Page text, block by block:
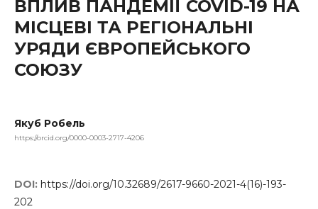
ВПЛИВ ПАНДЕМІЇ COVID-19 НА
МІСЦЕВІ ТА РЕГІОНАЛЬНІ
УРЯДИ ЄВРОПЕЙСЬКОГО
СОЮЗУ
Якуб Робель
https://orcid.org/0000-0003-2717-4206
DOI: https://doi.org/10.32689/2617-9660-2021-4(16)-193-
202